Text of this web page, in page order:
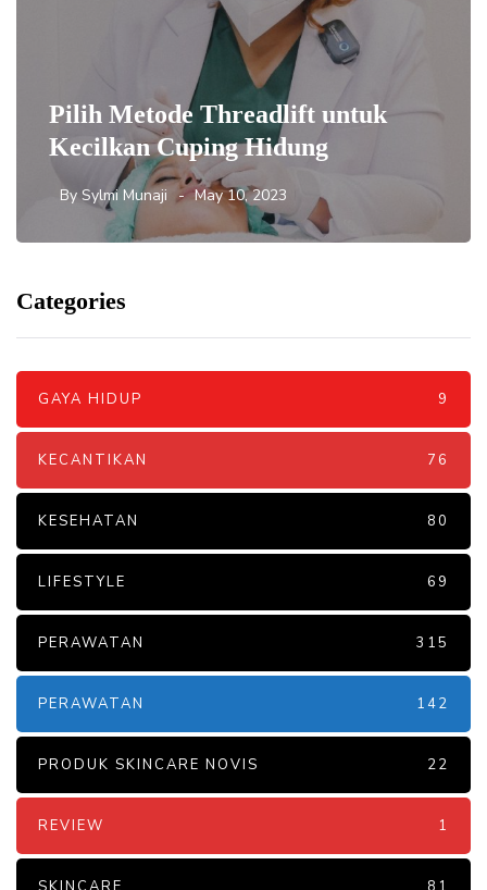
Pilih Metode Threadlift untuk
Kecilkan Cuping Hidung
By Sylmi Munaji May 10, 2023
Categories
GAYA HIDUP 9
KECANTIKAN 76
KESEHATAN 80
LIFESTYLE 69
PERAWATAN 315
PERAWATAN 142
PRODUK SKINCARE NOVIS 22
REVIEW 1